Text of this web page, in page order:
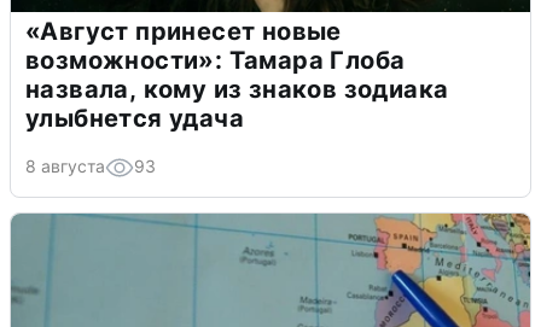
«Август принесет новые
возможности»: Тамара Глоба
назвала, кому из знаков зодиака
улыбнется удача
8 августа 93